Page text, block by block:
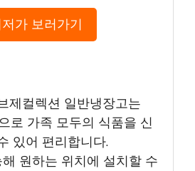
가 보러가기
제컬렉션 일반냉장고는
로 가족 모두의 식품을 신
있어 편리합니다.
원하는 위치에 설치할 수